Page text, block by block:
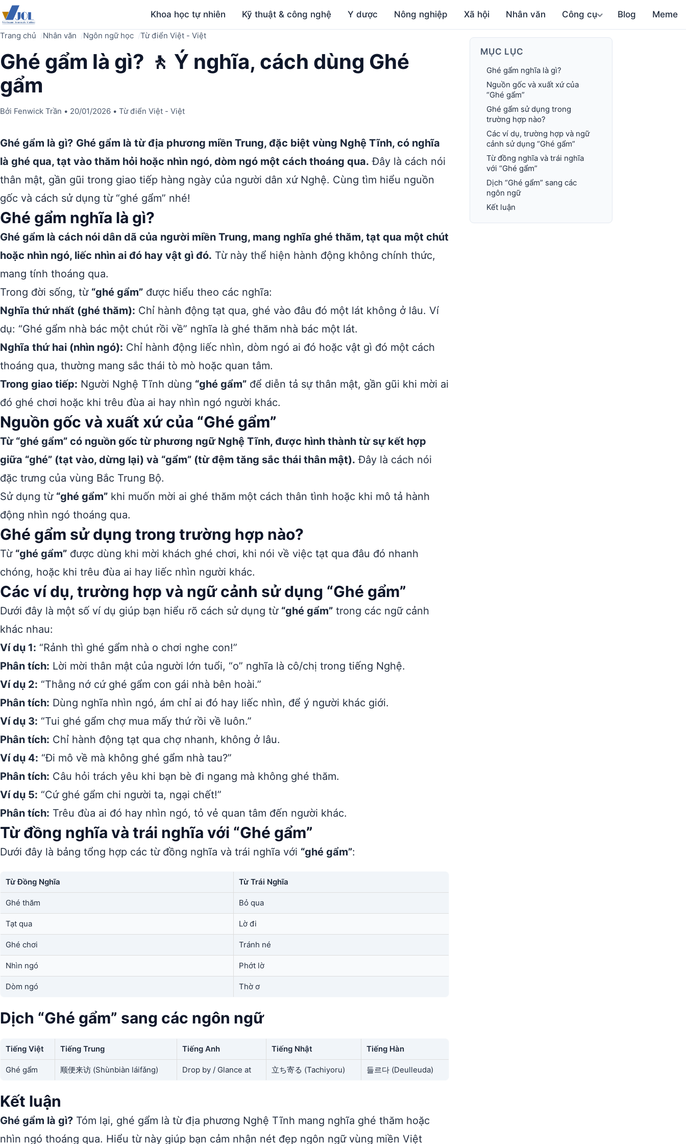
Khoa học tự nhiên Kỹ thuật & công nghệ Y dược Nông nghiệp Xã hội Nhân văn Công cụ Blog Meme
Trang chủ Nhân văn Ngôn ngữ học Từ điển Việt - Việt
Ghé gẩm là gì? 🚶 Ý nghĩa, cách dùng Ghé
gẩm
Bởi Fenwick Trần • 20/01/2026 • Từ điển Việt - Việt
Ghé gẩm là gì? Ghé gẩm là từ địa phương miền Trung, đặc biệt vùng Nghệ Tĩnh, có nghĩa
là ghé qua, tạt vào thăm hỏi hoặc nhìn ngó, dòm ngó một cách thoáng qua. Đây là cách nói
thân mật, gần gũi trong giao tiếp hàng ngày của người dân xứ Nghệ. Cùng tìm hiểu nguồn
gốc và cách sử dụng từ “ghé gẩm” nhé!
Ghé gẩm nghĩa là gì?
Ghé gẩm là cách nói dân dã của người miền Trung, mang nghĩa ghé thăm, tạt qua một chút
hoặc nhìn ngó, liếc nhìn ai đó hay vật gì đó. Từ này thể hiện hành động không chính thức,
mang tính thoáng qua.
Trong đời sống, từ “ghé gẩm” được hiểu theo các nghĩa:
Nghĩa thứ nhất (ghé thăm): Chỉ hành động tạt qua, ghé vào đâu đó một lát không ở lâu. Ví
dụ: “Ghé gẩm nhà bác một chút rồi về” nghĩa là ghé thăm nhà bác một lát.
Nghĩa thứ hai (nhìn ngó): Chỉ hành động liếc nhìn, dòm ngó ai đó hoặc vật gì đó một cách
thoáng qua, thường mang sắc thái tò mò hoặc quan tâm.
Trong giao tiếp: Người Nghệ Tĩnh dùng “ghé gẩm” để diễn tả sự thân mật, gần gũi khi mời ai
đó ghé chơi hoặc khi trêu đùa ai hay nhìn ngó người khác.
Nguồn gốc và xuất xứ của “Ghé gẩm”
Từ “ghé gẩm” có nguồn gốc từ phương ngữ Nghệ Tĩnh, được hình thành từ sự kết hợp
giữa “ghé” (tạt vào, dừng lại) và “gẩm” (từ đệm tăng sắc thái thân mật). Đây là cách nói
đặc trưng của vùng Bắc Trung Bộ.
Sử dụng từ “ghé gẩm” khi muốn mời ai ghé thăm một cách thân tình hoặc khi mô tả hành
động nhìn ngó thoáng qua.
Ghé gẩm sử dụng trong trường hợp nào?
Từ “ghé gẩm” được dùng khi mời khách ghé chơi, khi nói về việc tạt qua đâu đó nhanh
chóng, hoặc khi trêu đùa ai hay liếc nhìn người khác.
Các ví dụ, trường hợp và ngữ cảnh sử dụng “Ghé gẩm”
Dưới đây là một số ví dụ giúp bạn hiểu rõ cách sử dụng từ “ghé gẩm” trong các ngữ cảnh
khác nhau:
Ví dụ 1: “Rảnh thì ghé gẩm nhà o chơi nghe con!”
Phân tích: Lời mời thân mật của người lớn tuổi, “o” nghĩa là cô/chị trong tiếng Nghệ.
Ví dụ 2: “Thằng nớ cứ ghé gẩm con gái nhà bên hoài.”
Phân tích: Dùng nghĩa nhìn ngó, ám chỉ ai đó hay liếc nhìn, để ý người khác giới.
Ví dụ 3: “Tui ghé gẩm chợ mua mấy thứ rồi về luôn.”
Phân tích: Chỉ hành động tạt qua chợ nhanh, không ở lâu.
Ví dụ 4: “Đi mô về mà không ghé gẩm nhà tau?”
Phân tích: Câu hỏi trách yêu khi bạn bè đi ngang mà không ghé thăm.
Ví dụ 5: “Cứ ghé gẩm chi người ta, ngại chết!”
Phân tích: Trêu đùa ai đó hay nhìn ngó, tỏ vẻ quan tâm đến người khác.
Từ đồng nghĩa và trái nghĩa với “Ghé gẩm”
Dưới đây là bảng tổng hợp các từ đồng nghĩa và trái nghĩa với “ghé gẩm”:
Từ Đồng Nghĩa Từ Trái Nghĩa
Ghé thăm Bỏ qua
Tạt qua Lờ đi
Ghé chơi Tránh né
Nhìn ngó Phớt lờ
Dòm ngó Thờ ơ
Dịch “Ghé gẩm” sang các ngôn ngữ
Tiếng Việt Tiếng Trung Tiếng Anh Tiếng Nhật Tiếng Hàn
Ghé gẩm 顺便来访 (Shùnbiàn láifǎng) Drop by / Glance at 立ち寄る (Tachiyoru) 들르다 (Deullеuda)
Kết luận
Ghé gẩm là gì? Tóm lại, ghé gẩm là từ địa phương Nghệ Tĩnh mang nghĩa ghé thăm hoặc
nhìn ngó thoáng qua. Hiểu từ này giúp bạn cảm nhận nét đẹp ngôn ngữ vùng miền Việt
MỤC LỤC
Ghé gẩm nghĩa là gì?
Nguồn gốc và xuất xứ của
“Ghé gẩm”
Ghé gẩm sử dụng trong
trường hợp nào?
Các ví dụ, trường hợp và ngữ
cảnh sử dụng “Ghé gẩm”
Từ đồng nghĩa và trái nghĩa
với “Ghé gẩm”
Dịch “Ghé gẩm” sang các
ngôn ngữ
Kết luận